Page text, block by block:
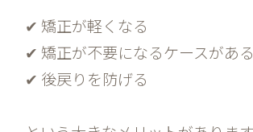
✔ 矯正が軽くなる
✔ 矯正が不要になるケースがある
✔ 後戻りを防げる